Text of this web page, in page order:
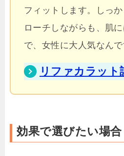
フィットします。しっ
ローチしながらも、肌
で、女性に大人気なん
リファカラット
効果で選びたい場合